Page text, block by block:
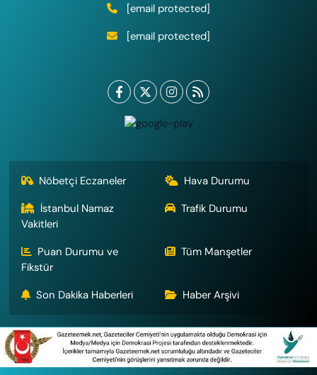
[email protected]
[email protected]
Nöbetçi Eczaneler
Hava Durumu
İstanbul Namaz
Vakitleri
Trafik Durumu
Puan Durumu ve
Fikstür
Tüm Manşetler
Son Dakika Haberleri Haber Arşivi